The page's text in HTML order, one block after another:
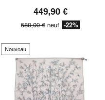
449,90 €
580,00 € neuf -22%
Nouveau